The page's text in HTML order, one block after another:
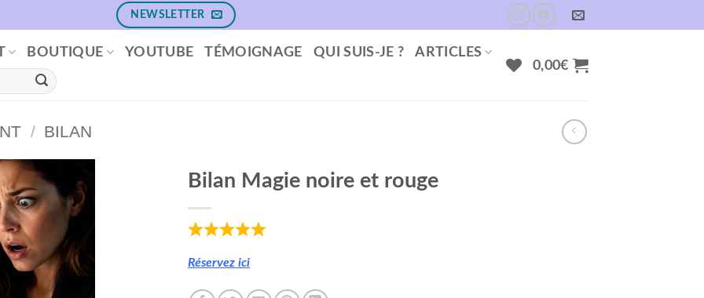
NEWSLETTER
BOUTIQUE YOUTUBE TÉMOIGNAGE QUI SUIS-JE ?
ARTICLES
0,00€
/ BILAN
Ajouter
à la
wishlist
Bilan Magie noire et rouge
Réservez ici